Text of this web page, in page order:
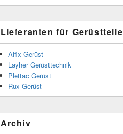
Lieferanten für Gerüstteile
Alfix Gerüst
Layher Gerüsttechnik
Plettac Gerüst
Rux Gerüst
Archiv